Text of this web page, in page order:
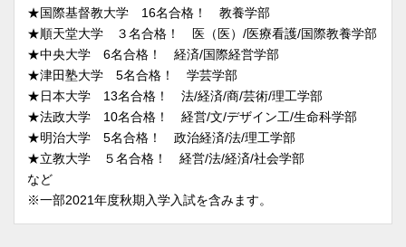
★国際基督教大学 16名合格！ 教養学部
★順天堂大学 ３名合格！ 医（医）/医療看護/国際教養学部
★中央大学 6名合格！ 経済/国際経営学部
★津田塾大学 5名合格！ 学芸学部
★日本大学 13名合格！ 法/経済/商/芸術/理工学部
★法政大学 10名合格！ 経営/文/デザイン工/生命科学部
★明治大学 5名合格！ 政治経済/法/理工学部
★立教大学 ５名合格！ 経営/法/経済/社会学部
など
※一部2021年度秋期入学入試を含みます。